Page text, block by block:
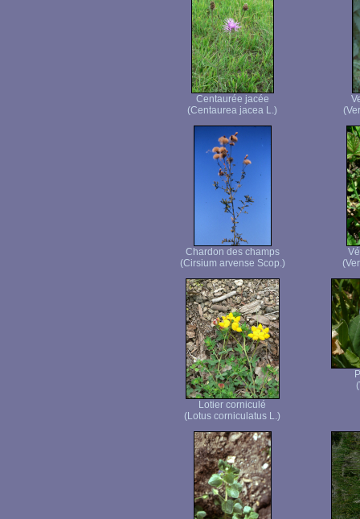
Centaurée jacée
(Centaurea jacea L.)
Chardon des champs
(Cirsium arvense Scop.)
Lotier corniculé
(Lotus corniculatus L.)